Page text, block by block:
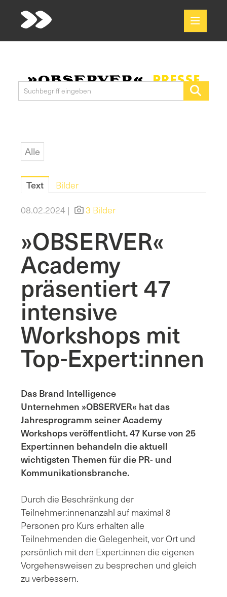
Media
Alle
Text
Bilder
08.02.2024 |
3 Bilder
»OBSERVER«
Academy
präsentiert 47
intensive
Workshops mit
Top-Expert:innen
Das Brand Intelligence
Unternehmen »OBSERVER« hat das
Jahresprogramm seiner Academy
Workshops veröffentlicht. 47 Kurse von 25
Expert:innen behandeln die aktuell
wichtigsten Themen für die PR- und
Kommunikationsbranche.
Durch die Beschränkung der
Teilnehmer:innenanzahl auf maximal 8
Personen pro Kurs erhalten alle
Teilnehmenden die Gelegenheit, vor Ort und
persönlich mit den Expert:innen die eigenen
Vorgehensweisen zu besprechen und gleich
zu verbessern.